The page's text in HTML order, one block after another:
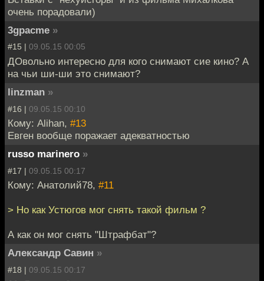
очень порадовали)
3gpacme »
#15 | 09.05.15 00:05
ДОвольно интересно для кого снимают сие кино? А
на чьи ши-ши это снимают?
linzman »
#16 | 09.05.15 00:10
Кому: Alihan, #13
Евген вообще поражает адекватностью
russo marinero »
#17 | 09.05.15 00:17
Кому: Анатолий78, #11
> Но как Устюгов мог снять такой фильм ?
А как он мог снять "Штрафбат"?
Александр Савин »
#18 | 09.05.15 00:17